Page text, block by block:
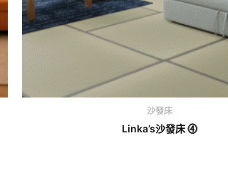
沙發床
Linka’s沙發床 ⓸